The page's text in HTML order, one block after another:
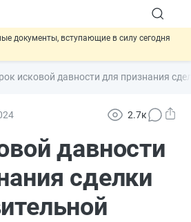
документы, вступающие в силу сегодня
продажи опасных товаров через
ошибок в документах предлагают
единые критерии трудовых и ГПХ-
исковой давности для признания
2.7к
давности
сделки